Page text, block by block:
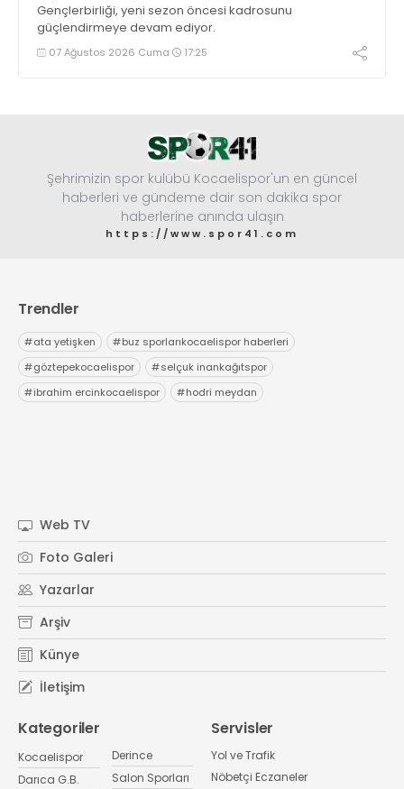
Gençlerbirliği, yeni sezon öncesi kadrosunu
güçlendirmeye devam ediyor.
07 Ağustos 2026 Cuma 17:25
Şehrimizin spor kulübü Kocaelispor'un en güncel
haberleri ve gündeme dair son dakika spor
haberlerine anında ulaşın
https://www.spor41.com
Trendler
#ata yetişken #buz sporlarıkocaelispor haberleri
#göztepekocaelispor #selçuk inankağıtspor
#ibrahim ercinkocaelispor #hodri meydan
Web TV
Foto Galeri
Yazarlar
Arşiv
Künye
İletişim
Kategoriler
Kocaelispor
Darıca G.B.
Derince
Salon Sporları
Servisler
Yol ve Trafik
Nöbetçi Eczaneler